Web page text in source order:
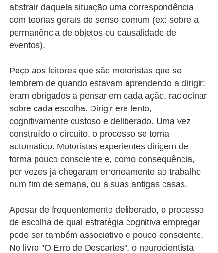
abstrair daquela situação uma correspondência
com teorias gerais de senso comum (ex: sobre a
permanência de objetos ou causalidade de
eventos).
Peço aos leitores que são motoristas que se
lembrem de quando estavam aprendendo a dirigir:
eram obrigados a pensar em cada ação, raciocinar
sobre cada escolha. Dirigir era lento,
cognitivamente custoso e deliberado. Uma vez
construído o circuito, o processo se torna
automático. Motoristas experientes dirigem de
forma pouco consciente e, como consequência,
por vezes já chegaram erroneamente ao trabalho
num fim de semana, ou à suas antigas casas.
Apesar de frequentemente deliberado, o processo
de escolha de qual estratégia cognitiva empregar
pode ser também associativo e pouco consciente.
No livro "O Erro de Descartes", o neurocientista